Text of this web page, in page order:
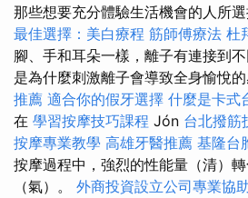
那些想要充分體驗生活機會的人所選
最佳選擇：美白療程 筋師傅療法 杜
腳、手和耳朵一樣，離子有連接到
是為什麼刺激離子會導致全身愉悅的
推薦 適合你的假牙選擇 什麼是卡式
在 學習按摩技巧課程 Jón 台北撥筋
按摩專業教學 高雄牙醫推薦 基隆台
按摩過程中，強烈的性能量（清）
（氣）。 外商投資設立公司專業協